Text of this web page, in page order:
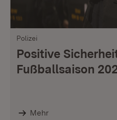
Polizei
Positive
Fußballsaison
Mehr